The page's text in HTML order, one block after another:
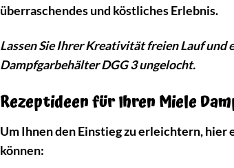
überraschendes und köstliches Erlebnis.
Lassen Sie Ihrer Kreativität freien Lauf und
Dampfgarbehälter DGG 3 ungelocht.
Rezeptideen für Ihren Miele
Um Ihnen den Einstieg zu erleichtern,
können: